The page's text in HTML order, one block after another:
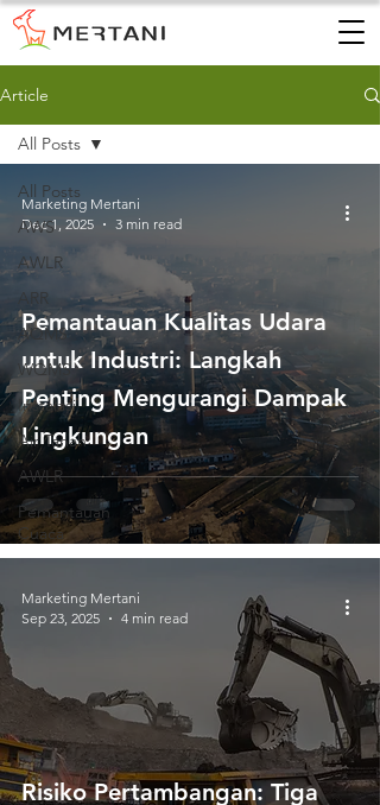
Article
All Posts
AWS
AWLR
ARR
AQMS
WQMS
Instalasi
Air Tanah
AWLR
Pemantauan
Cuaca
All Posts
Pemantauan Kualitas Udara
untuk Industri: Langkah
Penting Mengurangi Dampak
Lingkungan
Marketing Mertani
Dec 1, 2025
3 min read
Risiko Pertambangan: Tiga
Marketing Mertani
Sep 23, 2025
4 min read